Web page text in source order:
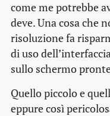
come me potrebbe
deve. Una cosa che
risoluzione fa
di uso
sullo schermo
Quello piccolo e
eppure così